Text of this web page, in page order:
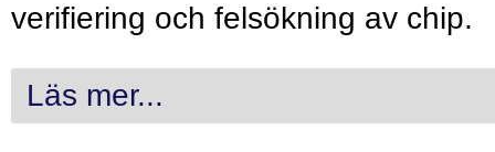
verifiering och felsökning av chip.
Läs mer...